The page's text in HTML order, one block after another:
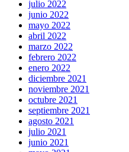
julio 2022
junio 2022
mayo 2022
abril 2022
marzo 2022
febrero 2022
enero 2022
diciembre 2021
noviembre 2021
octubre 2021
septiembre 2021
agosto 2021
julio 2021
junio 2021